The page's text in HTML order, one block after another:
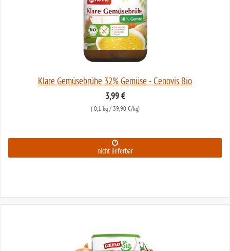
Klare Gemüsebrühe 32% Gemüse - Cenovis Bio
3,99 €
( 0,1 kg/ 39,90 €/kg)
nicht lieferbar